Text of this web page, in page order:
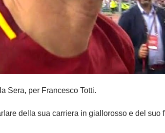
Sera, per Francesco Totti.
della sua carriera in giallorosso e del suo